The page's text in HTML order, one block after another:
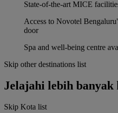
State-of-the-art MICE
Access to Novotel
door
Spa and well-being centre
Skip other destinations list
Jelajahi lebih banyak
Skip Kota list